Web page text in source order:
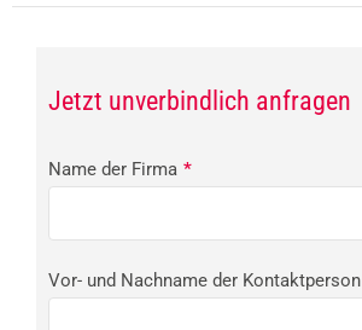
Jetzt unverbindlich anfragen
Name der Firma *
Vor- und Nachname der Kontaktperson